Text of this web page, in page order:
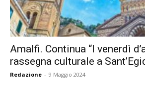
Amalfi. Continua “I venerdì
rassegna culturale a
Redazione - 9 Maggio 2024